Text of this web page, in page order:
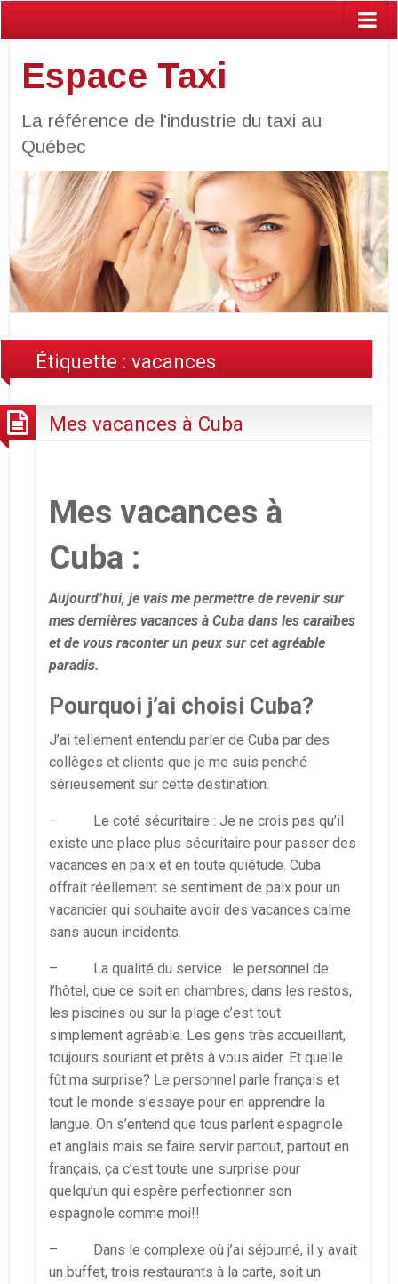
Espace Taxi
La référence de l'industrie du taxi au
Québec
Étiquette :vacances
Mes vacances à Cuba
Mes vacances à
Cuba :
Aujourd’hui, je vais me permettre de revenir sur
mes dernières vacances à Cuba dans les caraïbes
et de vous raconter un peux sur cet agréable
paradis.
Pourquoi j’ai choisi Cuba?
J’ai tellement entendu parler de Cuba par des
collèges et clients que je me suis penché
sérieusement sur cette destination.
– Le coté sécuritaire : Je ne crois pas qu’il
existe une place plus sécuritaire pour passer des
vacances en paix et en toute quiétude. Cuba
offrait réellement se sentiment de paix pour un
vacancier qui souhaite avoir des vacances calme
sans aucun incidents.
– La qualité du service : le personnel de
l’hôtel, que ce soit en chambres, dans les restos,
les piscines ou sur la plage c’est tout
simplement agréable. Les gens très accueillant,
toujours souriant et prêts à vous aider. Et quelle
fût ma surprise? Le personnel parle français et
tout le monde s’essaye pour en apprendre la
langue. On s’entend que tous parlent espagnole
et anglais mais se faire servir partout, partout en
français, ça c’est toute une surprise pour
quelqu’un qui espère perfectionner son
espagnole comme moi!!
– Dans le complexe où j’ai séjourné, il y avait
un buffet, trois restaurants à la carte, soit un